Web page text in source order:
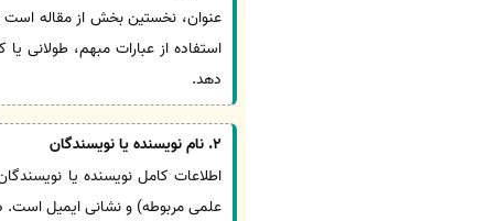
عنوان، نخستین بخش از مقاله
استفاده از عبارات مبهم، طولانی
دهد.
2. نام نویسنده یا نویسندگان
اطلاعات کامل نویسنده یا
علمی مربوطه) و نشانی ایمیل است.